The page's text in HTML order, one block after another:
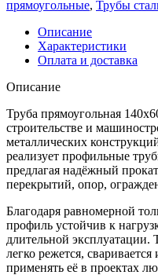
прямоугольные, Трубы
Описание
Характеристики
Оплата и доставка
Описание
Труба прямоугольная
строительстве и
металлических
реализует профильные
предлагая надёжный
перекрытий, опор,
Благодаря равномерной
профиль устойчив к
длительной эксплуатации.
легко режется,
применять её в проектах